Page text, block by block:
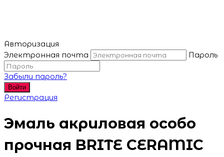
Авторизация
Электронная почта
Пароль
Забыли пароль?
Войти
Регистрация
Эмаль акриловая особо
прочная BRITE CERAMIC